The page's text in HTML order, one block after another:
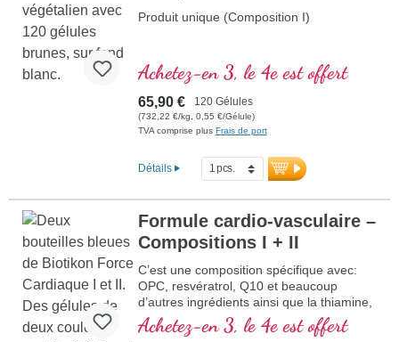
Produit unique (Composition I)
Achetez-en 3, le 4e est offert
65,90 € 120 Gélules
(732,22 €/kg, 0,55 €/Gélule)
TVA comprise plus Frais de port
Détails
Formule cardio-vasculaire –
Compositions I + II
C’est une composition spécifique avec:
OPC, resvératrol, Q10 et beaucoup
d’autres ingrédients ainsi que la thiamine,
qui contribue à normaliser la fonction du
cœur. (Compositions I et II)
Achetez-en 3, le 4e est offert